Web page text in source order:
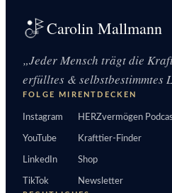
Carolin Mallmann
„Jeder Mensch trägt die
erfülltes & selbstbestimmtes
FOLGE MIR
Instagram
YouTube
LinkedIn
TikTok
ENTDECKEN
HERZvermögen
Krafttier-Finder
Shop
Newsletter